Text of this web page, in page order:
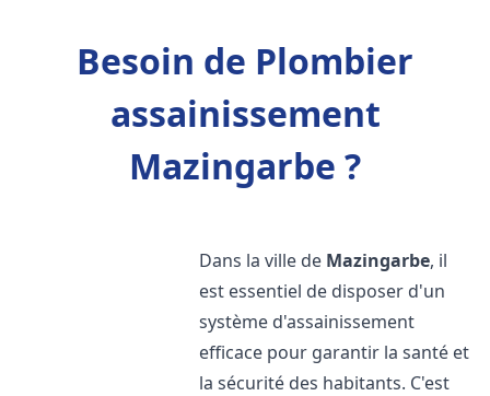
Besoin de Plombier
assainissement
Mazingarbe ?
Dans la ville de Mazingarbe, il
est essentiel de disposer d'un
système d'assainissement
efficace pour garantir la santé et
la sécurité des habitants. C'est